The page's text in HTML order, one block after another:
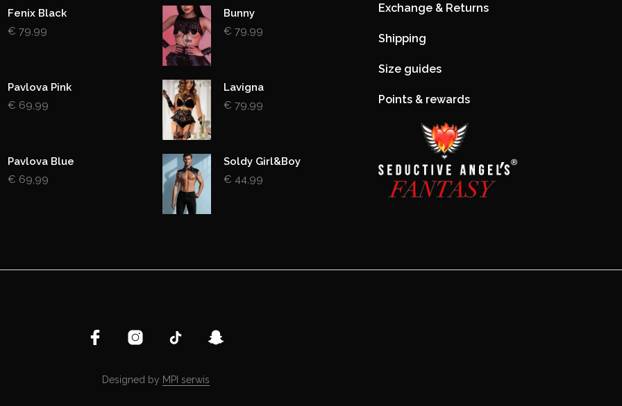
Fenix Black
€ 79,99
Pavlova Pink
€ 69,99
Pavlova Blue
€ 69,99
Bunny
€ 79,99
Lavigna
€ 79,99
Soldy Girl&Boy
€ 44,99
Exchange & Returns
Shipping
Size guides
Points & rewards
Designed by MPI serwis